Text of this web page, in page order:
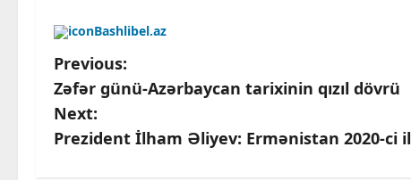
Bashlibel.az
P
o
s
Previous:
Zəfər günü-Azərbaycan tarixinin qızıl dövrü
Next:
Prezident İlham Əliyev: Ermənistan 2020-ci